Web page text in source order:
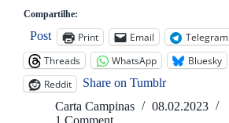
Compartilhe:
Post Print Email
Telegram
Threads
WhatsApp
Bluesky
Reddit
Share on Tumblr
Carta Campinas
08.02.2023